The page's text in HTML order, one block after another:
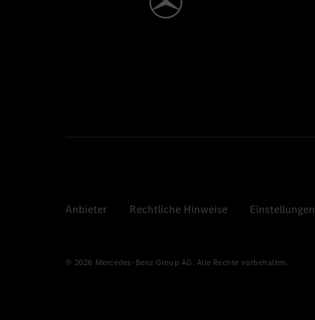
Anbieter Rechtliche Hinweise Einstellungen
© 2026 Mercedes-Benz Group AG. Alle Rechte vorbehalten.